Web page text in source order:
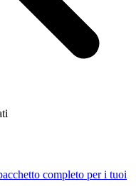
completo per i tuoi